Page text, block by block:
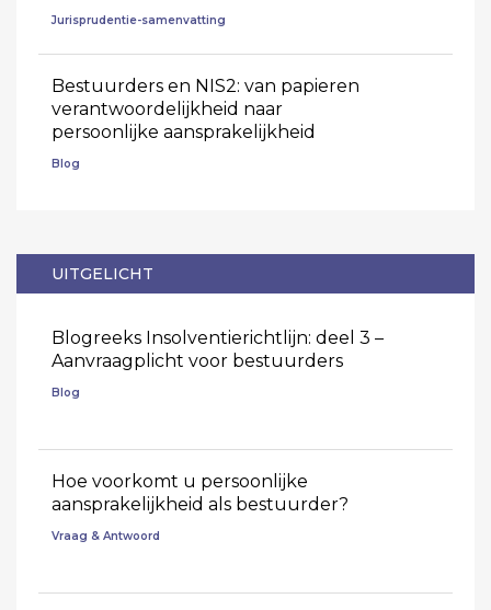
Jurisprudentie-samenvatting
Bestuurders en NIS2: van papieren
verantwoordelijkheid naar
persoonlijke aansprakelijkheid
Blog
UITGELICHT
Blogreeks Insolventierichtlijn: deel 3 –
Aanvraagplicht voor bestuurders
Blog
Hoe voorkomt u persoonlijke
aansprakelijkheid als bestuurder?
Vraag & Antwoord